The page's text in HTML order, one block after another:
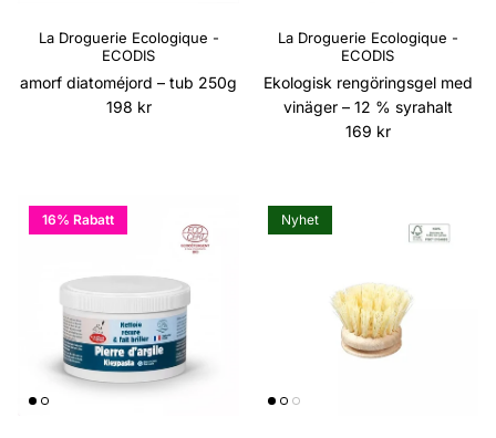
La Droguerie Ecologique -
ECODIS
amorf diatoméjord – tub 250g
Ordinarie pris
198 kr
La Droguerie Ecologique -
ECODIS
Ekologisk rengöringsgel med
vinäger – 12 % syrahalt
Ordinarie pris
169 kr
16% Rabatt Nyhet